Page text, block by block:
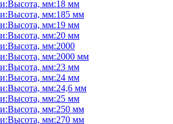
мм:18 мм
мм:185 мм
мм:19 мм
мм:20 мм
мм:2000
мм:2000 мм
мм:23 мм
мм:24 мм
мм:24,6 мм
мм:25 мм
мм:250 мм
мм:270 мм